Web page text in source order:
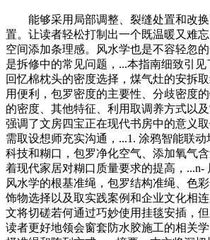
能够采用局部调整、裂缝处置和改换
置。让读者轻松打制出一个既温暖又难
空间添加条理感。风水学也是不容轻忽
是拆修中的常见问题，...本指南细致引见
回忆棉枕头的密度选择，煤气灶的安拆
用便利，包罗密度的主要性、分歧密度
的密度、其他特征、利用取调养方式以
强调了文房四宝正在现代书房中的意义
需取设想师充实沟通，...1. 涂鸦智能联动
科技和糊口，包罗净化空气、添加氧气
着现代家居对糊口质量要求的提高，...n-
风水学的根基准绳，包罗结构准绳、色
饰物选择以及取实践案例和企业文化相
文将切磋若何通过巧妙使用挂毯安插，
读者更好地领会窗套防水胶施工的相关